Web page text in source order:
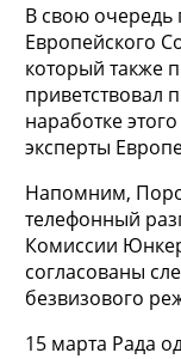
В свою очередь
Европейского
который также
приветствовал
наработке
эксперты
Напомним,
телефонный
Комиссии
согласованы
безвизового
15 марта Рада